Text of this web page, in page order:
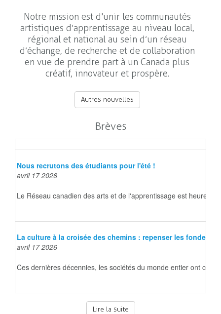
Notre mission est d'unir les communautés
artistiques d’apprentissage au niveau local,
régional et national au sein d’un réseau
d’échange, de recherche et de collaboration
en vue de prendre part à un Canada plus
créatif, innovateur et prospère.
Autres nouvelles
Brèves
Nous recrutons des étudiants pour l'été !
avril 17 2026
Le Réseau canadien des arts et de l'apprentissage est
La culture à la croisée des chemins : repenser les
avril 17 2026
Ces dernières décennies, les sociétés du monde entier ont
Lire la suite